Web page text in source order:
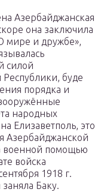
Азербайджанская
она заключила
мире и дружбе»,
силой
Республики, буде
порядка и
народных
Елизаветполь, это
Азербайджанской
военной помощью
войска
1918 г.
Баку.